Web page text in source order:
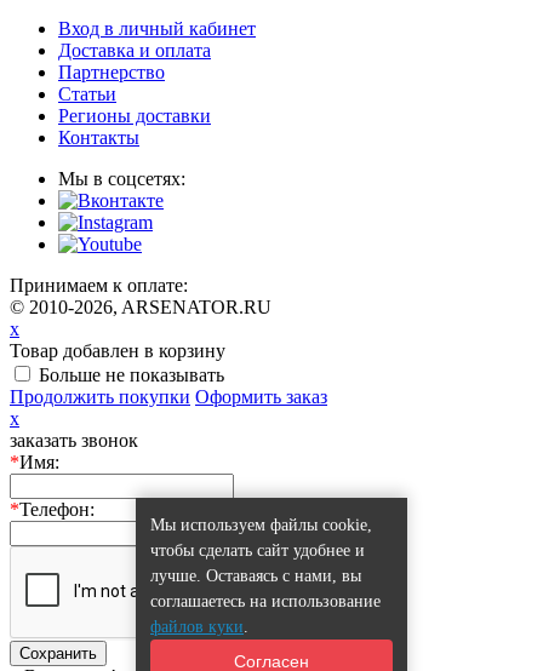
Мы используем файлы cookie,
чтобы сделать сайт удобнее и
лучше. Оставаясь с нами, вы
соглашаетесь на использование
файлов куки.
Согласен
Вход в личный кабинет
Доставка и оплата
Партнерство
Статьи
Регионы доставки
Контакты
Мы в соцсетях:
Принимаем к оплате:
© 2010-2026, ARSENATOR.RU
x
Товар добавлен в корзину
Больше не показывать
Продолжить покупки Оформить заказ
x
заказать звонок
*Имя:
*Телефон:
Сохранить